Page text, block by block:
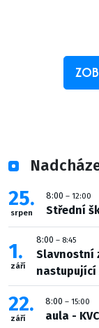
25
srpen
8:00 – 12:00
Střední
1
září
8:00 – 8:45
Slavnostní
nastupující
22
září
8:00 – 15:00
aula - KVC